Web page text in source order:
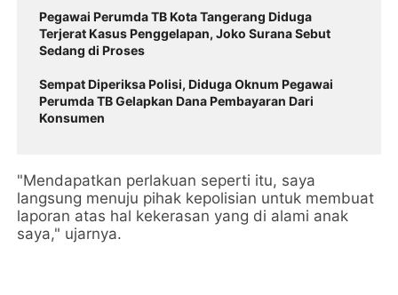
Pegawai Perumda TB Kota Tangerang Diduga
Terjerat Kasus Penggelapan, Joko Surana Sebut
Sedang di Proses
Sempat Diperiksa Polisi, Diduga Oknum Pegawai
Perumda TB Gelapkan Dana Pembayaran Dari
Konsumen
"Mendapatkan perlakuan seperti itu, saya
langsung menuju pihak kepolisian untuk membuat
laporan atas hal kekerasan yang di alami anak
saya," ujarnya.